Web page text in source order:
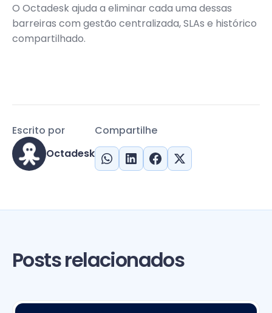
O Octadesk ajuda a eliminar cada uma dessas
barreiras com gestão centralizada, SLAs e histórico
compartilhado.
Compartilhe
Escrito por
Octadesk
Posts relacionados